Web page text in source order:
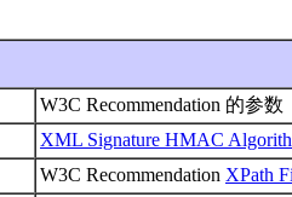
W3C Recommendation 的参数
XML Signature HMAC
W3C Recommendation XPath